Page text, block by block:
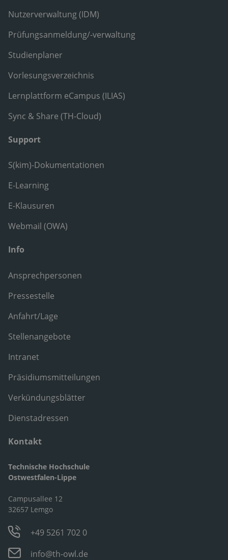
Nutzerverwaltung (IDM)
Prüfungsanmeldung/-verwaltung
Studienplaner
Vorlesungsverzeichnis
Lernplattform eCampus (ILIAS)
Sync & Share (TH-Cloud)
Support
S(kim)-Dokumentationen
E-Learning
E-Klausuren
Webmail (OWA)
Info
Ansprechpersonen
Pressestelle
Anfahrt/Lage
Stellenangebote
Intranet
Präsidiumsmitteilungen
Verkündungsblätter
Dienstadressen
Kontakt
Technische Hochschule
Ostwestfalen-Lippe
Campusallee 12
32657 Lemgo
+49 5261 702 0
info@th-owl.de